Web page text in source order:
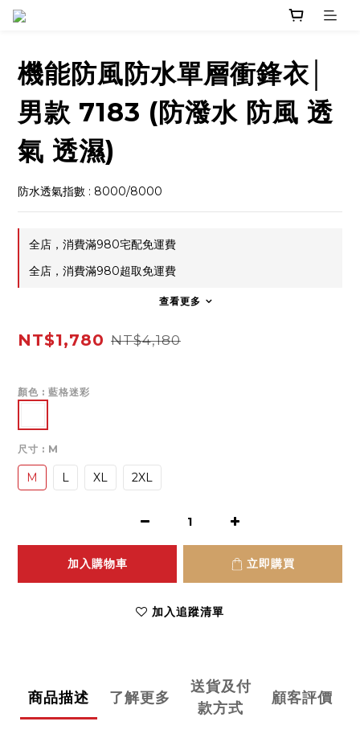
機能防風防水單層衝鋒衣│
男款 7183 (防潑水 防風 透
氣 透濕)
防水透氣指數 : 8000/8000
全店，消費滿980宅配免運費
全店，消費滿980超取免運費
查看更多
NT$1,780 NT$4,180
顏色 : 藍格迷彩
尺寸 : M
M L XL 2XL
加入購物車 立即購買
加入追蹤清單
商品描述 了解更多
送貨及付
款方式
顧客評價